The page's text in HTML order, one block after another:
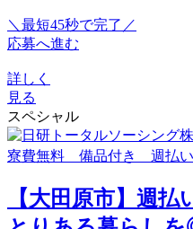
＼最短45秒で完了／
応募へ進む
詳しく
見る
スペシャル
【大田原市】週